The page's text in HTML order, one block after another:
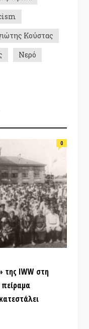
Κούστας
Νερό
0
της IWW στη
πείραμα